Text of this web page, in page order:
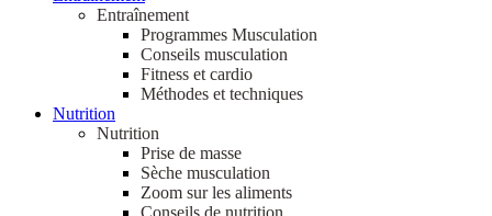
Entraînement
Programmes Musculation
Conseils musculation
Fitness et cardio
Méthodes et techniques
Nutrition
Nutrition
Prise de masse
Sèche musculation
Zoom sur les aliments